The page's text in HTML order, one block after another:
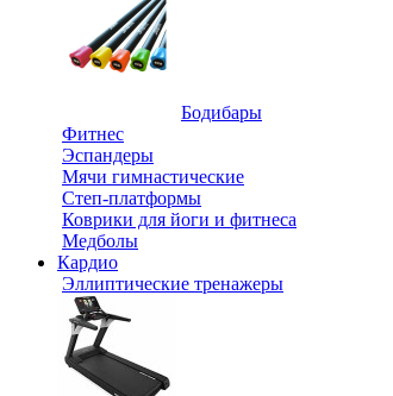
Бодибары
Фитнес
Эспандеры
Мячи гимнастические
Степ-платформы
Коврики для йоги и фитнеса
Медболы
Кардио
Эллиптические тренажеры